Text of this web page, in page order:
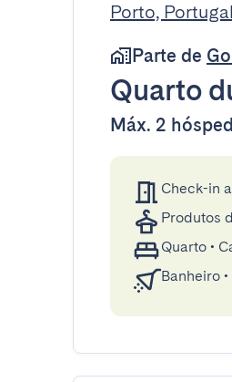
Porto, Portugal
Parte de
Quarto
Máx. 2
Check-in
Produtos
Quarto •
Banheiro •